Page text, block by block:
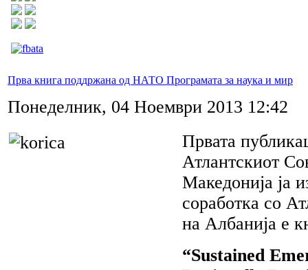
Прва книга поддржана од НАТО Програмата за наука и мир
Понеделник, 04 Ноември 2013 12:42
Првата
Атлантскиот
Македонија ја
соработка со
на Албанија е
“Sustained